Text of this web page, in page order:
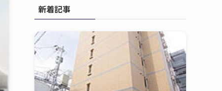
新着記事